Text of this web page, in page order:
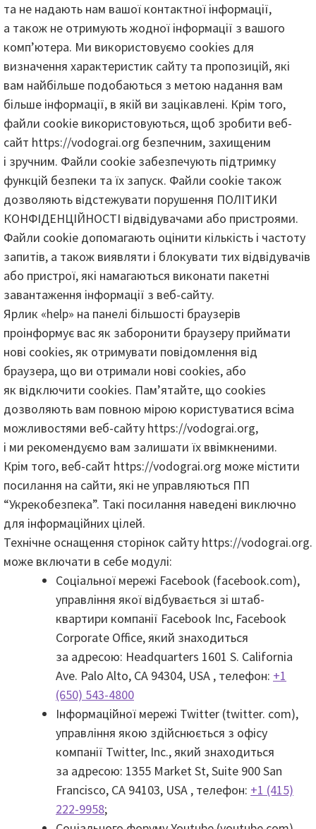
та не надають нам вашої контактної інформації,
а також не отримують жодної інформації з вашого
комп’ютера. Ми використовуємо cookies для
визначення характеристик сайту та пропозицій, які
вам найбільше подобаються з метою надання вам
більше інформації, в якій ви зацікавлені. Крім того,
файли cookie використовуються, щоб зробити веб-
сайт https://vodograi.org безпечним, захищеним
і зручним. Файли cookie забезпечують підтримку
функцій безпеки та їх запуск. Файли cookie також
дозволяють відстежувати порушення ПОЛІТИКИ
КОНФІДЕНЦІЙНОСТІ відвідувачами або пристроями.
Файли cookie допомагають оцінити кількість і частоту
запитів, а також виявляти і блокувати тих відвідувачів
або пристрої, які намагаються виконати пакетні
завантаження інформації з веб-сайту.
Ярлик «help» на панелі більшості браузерів
проінформує вас як заборонити браузеру приймати
нові cookies, як отримувати повідомлення від
браузера, що ви отримали нові cookies, або
як відключити cookies. Пам’ятайте, що cookies
дозволяють вам повною мірою користуватися всіма
можливостями веб-сайту https://vodograi.org,
і ми рекомендуємо вам залишати їх ввімкненими.
Крім того, веб-сайт https://vodograi.org може містити
посилання на сайти, які не управляються ПП
“Укрекобезпека”. Такі посилання наведені виключно
для інформаційних цілей.
Технічне оснащення сторінок сайту https://vodograi.org.
може включати в себе модулі:
Соціальної мережі Facebook (facebook.com),
управління якої відбувається зі штаб-
квартири компанії Facebook Inc, Facebook
Corporate Office, який знаходиться
за адресою: Headquarters 1601 S. California
Ave. Palo Alto, CA 94304, USA , телефон: +1
(650) 543-4800
Інформаційної мережі Twitter (twitter. com),
управління якою здійснюється з офісу
компанії Twitter, Inc., який знаходиться
за адресою: 1355 Market St, Suite 900 San
Francisco, CA 94103, USA , телефон: +1 (415)
222-9958;